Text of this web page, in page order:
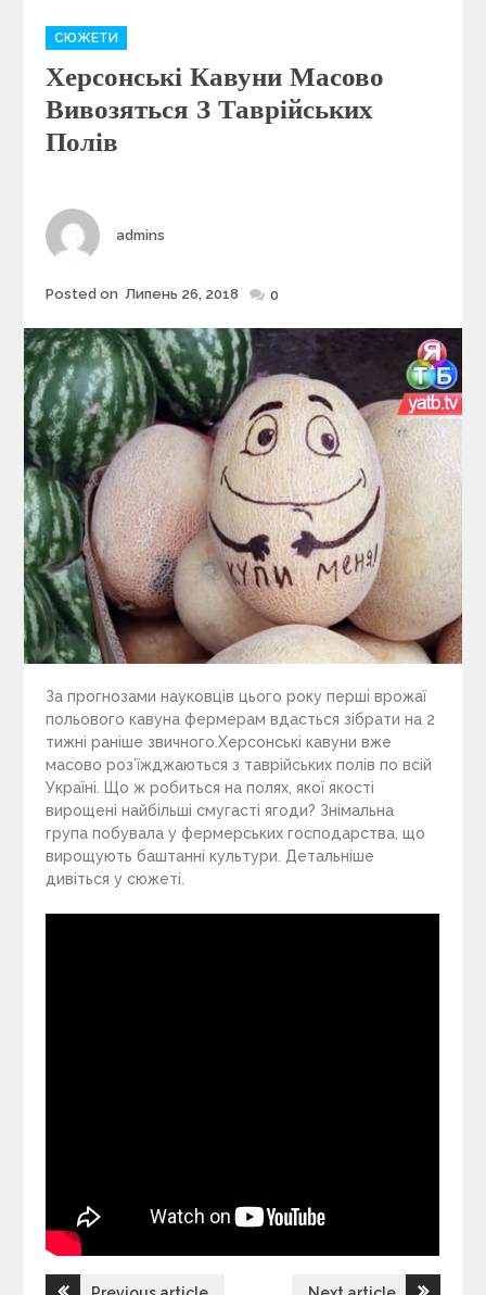
C
a
t
e
g
e
s
СЮЖЕТИ
Херсонські Кавуни Масово
Вивозяться З Таврійських
Полів
Author
admins
Posted
Posted on Липень 26, 2018 0
За прогнозами науковців цього року перші врожаї
польового кавуна фермерам вдасться зібрати на 2
тижні раніше звичного.Херсонські кавуни вже
масово роз’їжджаються з таврійських полів по всій
Україні. Що ж робиться на полях, якої якості
вирощені найбільші смугасті ягоди? Знімальна
група побувала у фермерських господарства, що
вирощують баштанні культури. Детальніше
дивіться у сюжеті.